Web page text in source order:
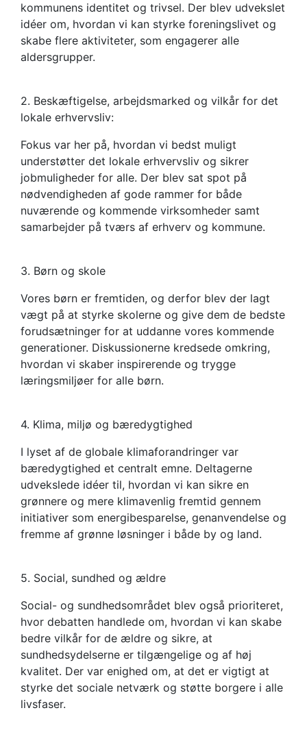
kommunens identitet og trivsel. Der blev udvekslet
idéer om, hvordan vi kan styrke foreningslivet og
skabe flere aktiviteter, som engagerer alle
aldersgrupper.
2. Beskæftigelse, arbejdsmarked og vilkår for det
lokale erhvervsliv:
Fokus var her på, hvordan vi bedst muligt
understøtter det lokale erhvervsliv og sikrer
jobmuligheder for alle. Der blev sat spot på
nødvendigheden af gode rammer for både
nuværende og kommende virksomheder samt
samarbejder på tværs af erhverv og kommune.
3. Børn og skole
Vores børn er fremtiden, og derfor blev der lagt
vægt på at styrke skolerne og give dem de bedste
forudsætninger for at uddanne vores kommende
generationer. Diskussionerne kredsede omkring,
hvordan vi skaber inspirerende og trygge
læringsmiljøer for alle børn.
4. Klima, miljø og bæredygtighed
I lyset af de globale klimaforandringer var
bæredygtighed et centralt emne. Deltagerne
udvekslede idéer til, hvordan vi kan sikre en
grønnere og mere klimavenlig fremtid gennem
initiativer som energibesparelse, genanvendelse og
fremme af grønne løsninger i både by og land.
5. Social, sundhed og ældre
Social- og sundhedsområdet blev også prioriteret,
hvor debatten handlede om, hvordan vi kan skabe
bedre vilkår for de ældre og sikre, at
sundhedsydelserne er tilgængelige og af høj
kvalitet. Der var enighed om, at det er vigtigt at
styrke det sociale netværk og støtte borgere i alle
livsfaser.